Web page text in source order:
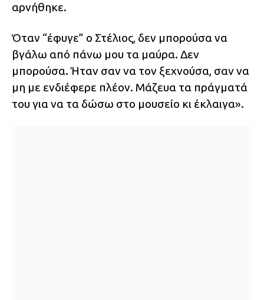
αρνήθηκε.
Όταν “έφυγε” ο Στέλιος, δεν μπορούσα να
βγάλω από πάνω μου τα μαύρα. Δεν
μπορούσα. Ήταν σαν να τον ξεχνούσα, σαν να
μη με ενδιέφερε πλέον. Μάζευα τα πράγματά
του για να τα δώσω στο μουσείο κι έκλαιγα».